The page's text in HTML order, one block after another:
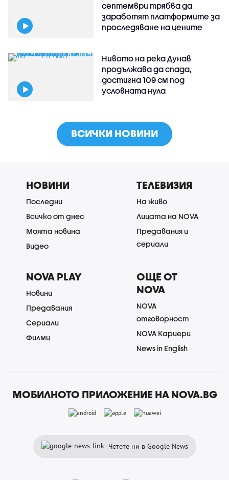
септември трябва да
заработят платформите за
проследяване на цените
Нивото на река Дунав
продължава да спада,
достигна 109 см под
условната нула
ВСИЧКИ НОВИНИ
НОВИНИ
Последни
Всичко от днес
Моята новина
Видео
ТЕЛЕВИЗИЯ
На живо
Лицата на NOVA
Предавания и
сериали
NOVA PLAY
Новини
Предавания
Сериали
Филми
ОЩЕ ОТ
NOVA
NOVA
отговорност
NOVA Кариери
News in English
МОБИЛНОТО ПРИЛОЖЕНИЕ НА NOVA.BG
Четете ни в Google News